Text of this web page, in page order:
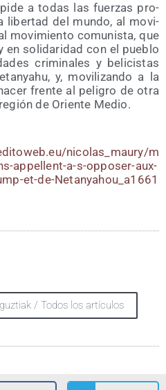
a todas las fuer­zas pro­
liber­tad del mun­do, al movi­
movi­mien­to comu­nis­ta, que
en soli­da­ri­dad con el pue­blo
cri­mi­na­les y beli­cis­tas
y, movi­li­zan­do a la
fren­te al peli­gro de otra
de Orien­te Medio.
​n​i​c​o​l​a​s​_​m​a​u​r​y​/​m​
​a​p​p​e​l​l​e​n​t​-​a​-​s​-​o​p​p​o​s​e​r​-​a​u​x​-​
​e​t​-​d​e​-​N​e​t​a​n​y​a​h​o​u​_​a​1​6​6​1​
/ Todos los artículos